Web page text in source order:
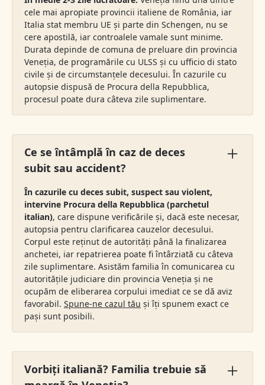
cele mai apropiate provincii italiene de România, iar
Italia stat membru UE și parte din Schengen, nu se
cere apostilă, iar controalele vamale sunt minime.
Durata depinde de comuna de preluare din provincia
Veneția, de programările cu ULSS și cu ufficio di stato
civile și de circumstanțele decesului. În cazurile cu
autopsie dispusă de Procura della Repubblica,
procesul poate dura câteva zile suplimentare.
Ce se întâmplă în caz de deces
subit sau accident?
În cazurile cu deces subit, suspect sau violent,
intervine Procura della Repubblica (parchetul
italian), care dispune verificările și, dacă este necesar,
autopsia pentru clarificarea cauzelor decesului.
Corpul este reținut de autorități până la finalizarea
anchetei, iar repatrierea poate fi întârziată cu câteva
zile suplimentare. Asistăm familia în comunicarea cu
autoritățile judiciare din provincia Veneția și ne
ocupăm de eliberarea corpului imediat ce se dă aviz
favorabil. Spune-ne cazul tău și îți spunem exact ce
pași sunt posibili.
Vorbiți italiană? Familia trebuie să